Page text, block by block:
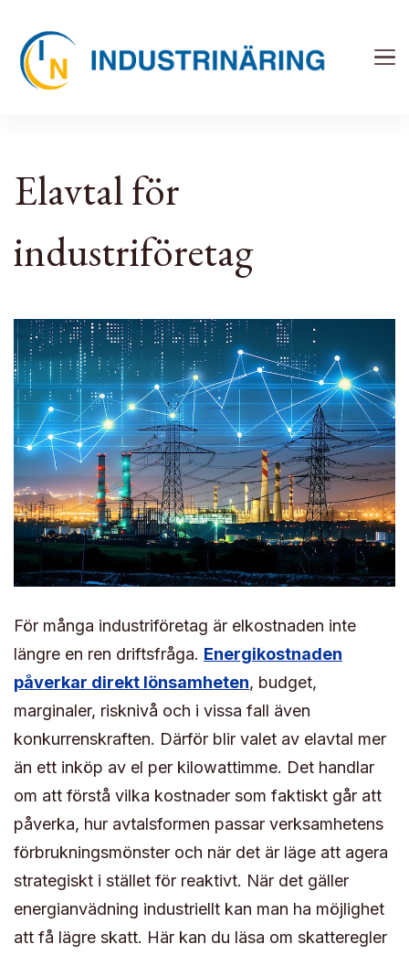
Elavtal för
industriföretag
För många industriföretag är elkostnaden inte
längre en ren driftsfråga. Energikostnaden
påverkar direkt lönsamheten, budget,
marginaler, risknivå och i vissa fall även
konkurrenskraften. Därför blir valet av elavtal mer
än ett inköp av el per kilowattimme. Det handlar
om att förstå vilka kostnader som faktiskt går att
påverka, hur avtalsformen passar verksamhetens
förbrukningsmönster och när det är läge att agera
strategiskt i stället för reaktivt. När det gäller
energianvädning industriellt kan man ha möjlighet
att få lägre skatt. Här kan du läsa om skatteregler